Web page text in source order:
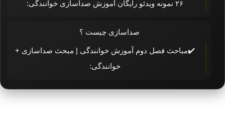
۲۶ نمونه ویدئو رایگان آموزش صداسازی خوانندگی:
صداسازی چیست ؟
✔️مباحث فصل دوم آموزش خوانندگی | مبحث صداسازی +
خوانندگی: